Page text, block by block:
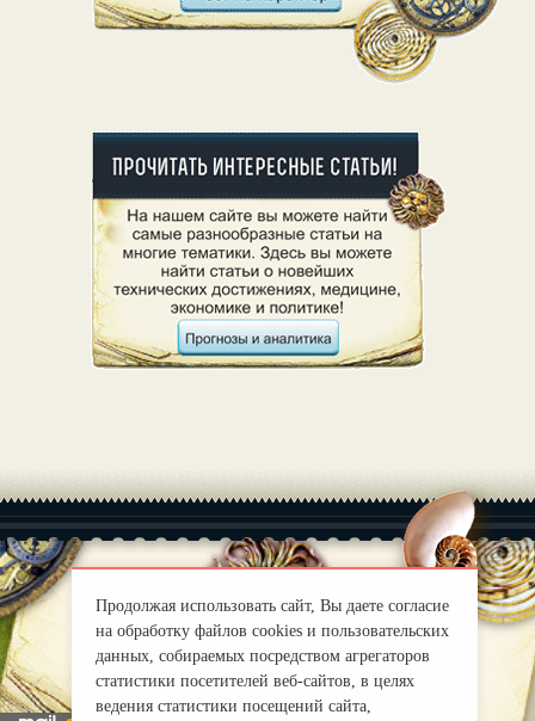
О нас |
Правила
mirprognoz@mail.ru
Продолжая использовать сайт, Вы даете согласие
на обработку файлов cookies и пользовательских
данных, собираемых посредством агрегаторов
статистики посетителей веб-сайтов, в целях
ведения статистики посещений сайта,